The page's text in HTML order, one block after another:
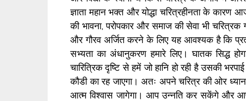
ज्ञाता महान भक्त और योद्धा चरित्रहीनता के
की भावना, परोपकार और समाज की सेवा भी
और गौरव अर्जित करने के लिए यह आवश्यक है कि
सभ्यता का अंधानुकरण हमारे लिए। घातक सिद्ध
चारित्रिक दृष्टि से हमें जो हानि हो रही है उसकी
कौडी का रह जाएगा। अतः अपने चरित्र की ओर
आत्म विश्वास जागेगा। आप उन्नति कर सकेंगे और